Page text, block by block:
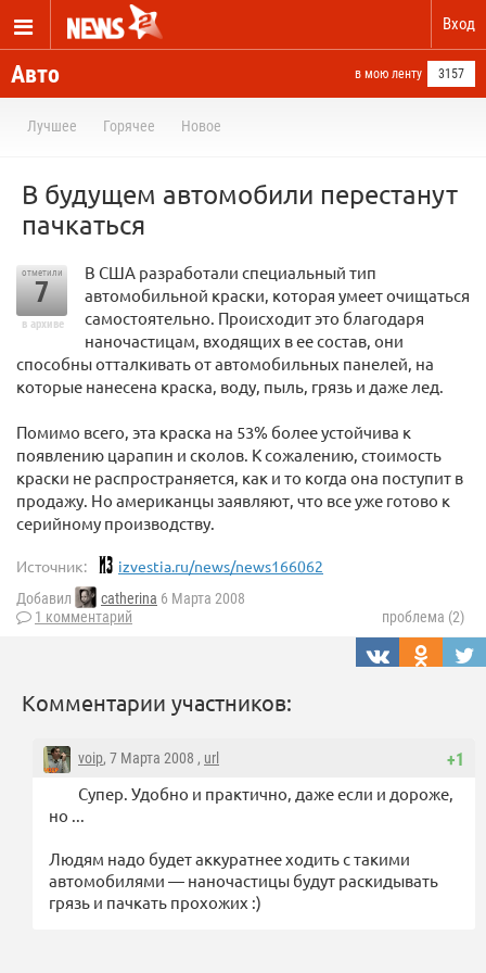
Вход
Авто в мою ленту 3157
Лучшее Горячее Новое
В будущем автомобили перестанут
пачкаться
отметили
7
в архиве
В США разработали специальный тип
автомобильной краски, которая умеет очищаться
самостоятельно. Происходит это благодаря
наночастицам, входящих в ее состав, они
способны отталкивать от автомобильных панелей, на
которые нанесена краска, воду, пыль, грязь и даже лед.
Помимо всего, эта краска на 53% более устойчива к
появлению царапин и сколов. К сожалению, стоимость
краски не распространяется, как и то когда она поступит в
продажу. Но американцы заявляют, что все уже готово к
серийному производству.
Источник: izvestia.ru/news/news166062
Добавил catherina 6 Марта 2008
1 комментарий
проблема (2)
Комментарии участников:
+1
voip, 7 Марта 2008 , url
Супер. Удобно и практично, даже если и дороже,
но ...
Людям надо будет аккуратнее ходить с такими
автомобилями — наночастицы будут раскидывать
грязь и пачкать прохожих :)